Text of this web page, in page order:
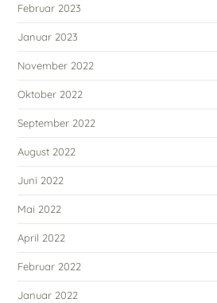
Februar 2023
Januar 2023
November 2022
Oktober 2022
September 2022
August 2022
Juni 2022
Mai 2022
April 2022
Februar 2022
Januar 2022